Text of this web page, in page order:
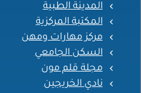
المدينة الطبية
المكتبة المركزية
مركز مهارات ومهن
السكن الجامعي
مجلة قلم مون
نادي الخريجين